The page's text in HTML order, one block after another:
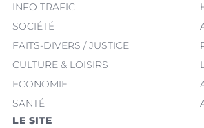
INFO TRAFIC
SOCIÉTÉ
FAITS-DIVERS / JUSTICE
CULTURE & LOISIRS
ECONOMIE
SANTÉ
LE SITE